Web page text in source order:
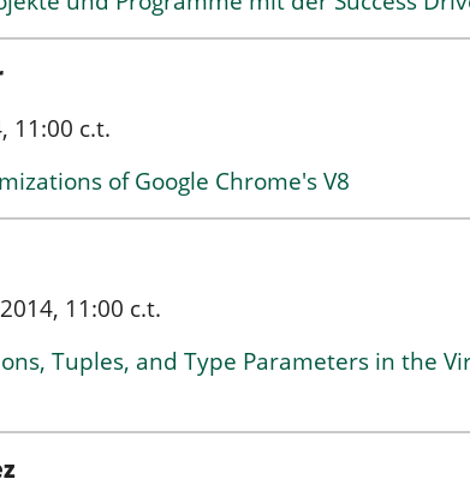
11:00 c.t.
of Google Chrome's V8
11:00 c.t.
Tuples, and Type Parameters in the